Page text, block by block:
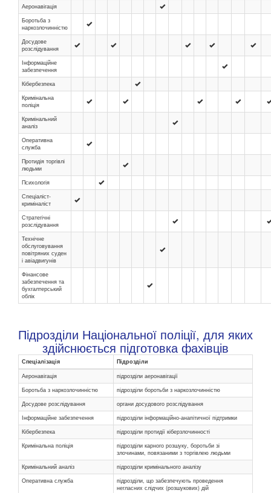
Аеронавігація
Боротьба з
наркозлочинністю
Досудове
розслідування
Інформаційне
забезпечення
Кібербезпека
Кримінальна
поліція
Кримінальний
аналіз
Оперативна
служба
Протидія торгівлі
людьми
Психологія
Спеціаліст-
криміналіст
Стратегічні
розслідування
Технічне
обслуговування
повітряних суден
і авіадвигунів
Фінансове
забезпечення та
бухгалтерський
облік
Підрозділи Національної поліції, для яких
здійснюється підготовка фахівців
Спеціалізація
Підрозділи
Аеронавігація
підрозділи аеронавігації
Боротьба з наркозлочинністю
підрозділи боротьби з наркозлочинністю
Досудове розслідування
органи досудового розслідування
Інформаційне забезпечення
підрозділи інформаційно-анапітичної підтримки
Кібербезпека
підрозділи протидії кіберзлочинності
Кримінальна поліція
підрозділи карного розшуку, боротьби зі
злочинами, повязаними з торгівлею людьми
Кримінальний аналіз
підрозділи кримінального аналізу
Оперативна служба
підрозділи, що забезпечують проведення
негласних слідчих (розшукових) дій